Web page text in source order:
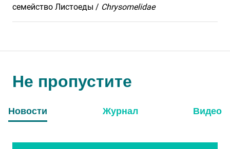
cемейство Листоеды / Chrysomelidae
Не пропустите
Новости Журнал Видео